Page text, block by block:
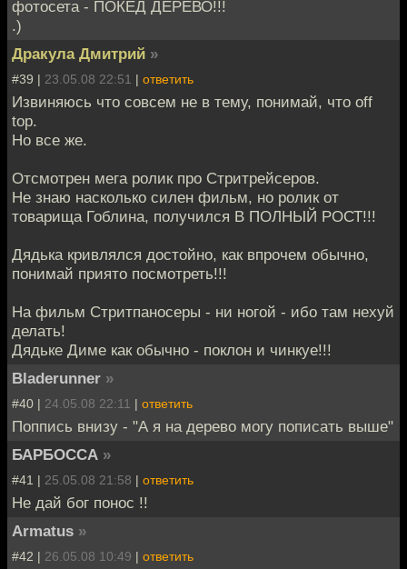
фотосета - ПОКЕД ДЕРЕВО!!!
.)
Дракула Дмитрий »
#39 | 23.05.08 22:51 | ответить
Извиняюсь что совсем не в тему, понимай, что off
top.
Но все же.
Отсмотрен мега ролик про Стритрейсеров.
Не знаю насколько силен фильм, но ролик от
товарища Гоблина, получился В ПОЛНЫЙ РОСТ!!!
Дядька кривлялся достойно, как впрочем обычно,
понимай приято посмотреть!!!
На фильм Стритпаносеры - ни ногой - ибо там нехуй
делать!
Дядьке Диме как обычно - поклон и чинкуе!!!
Bladerunner »
#40 | 24.05.08 22:11 | ответить
Поппись внизу - "А я на дерево могу пописать выше"
БАРБОССА »
#41 | 25.05.08 21:58 | ответить
Не дай бог понос !!
Armatus »
#42 | 26.05.08 10:49 | ответить